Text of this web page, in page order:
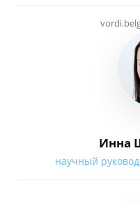
Инна
научный